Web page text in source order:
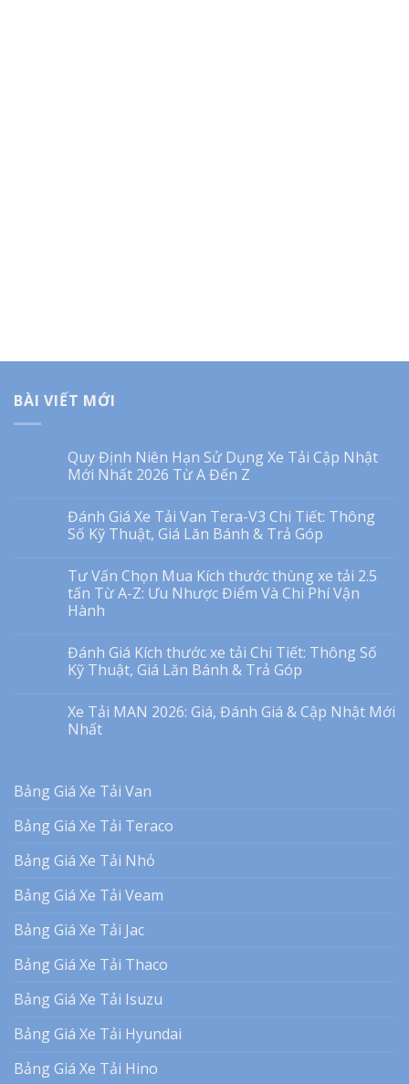
BÀI VIẾT MỚI
Quy Định Niên Hạn Sử Dụng Xe Tải Cập Nhật
Mới Nhất 2026 Từ A Đến Z
Đánh Giá Xe Tải Van Tera-V3 Chi Tiết: Thông
Số Kỹ Thuật, Giá Lăn Bánh & Trả Góp
Tư Vấn Chọn Mua Kích thước thùng xe tải 2.5
tấn Từ A-Z: Ưu Nhược Điểm Và Chi Phí Vận
Hành
Đánh Giá Kích thước xe tải Chi Tiết: Thông Số
Kỹ Thuật, Giá Lăn Bánh & Trả Góp
Xe Tải MAN 2026: Giá, Đánh Giá & Cập Nhật Mới
Nhất
Bảng Giá Xe Tải Van
Bảng Giá Xe Tải Teraco
Bảng Giá Xe Tải Nhỏ
Bảng Giá Xe Tải Veam
Bảng Giá Xe Tải Jac
Bảng Giá Xe Tải Thaco
Bảng Giá Xe Tải Isuzu
Bảng Giá Xe Tải Hyundai
Bảng Giá Xe Tải Hino